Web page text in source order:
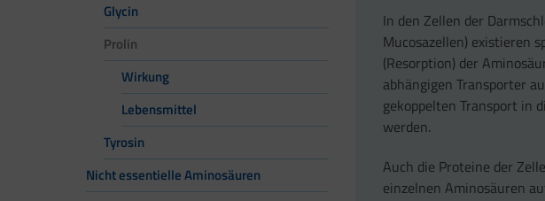
Glycin
Prolin
Wirkung
Lebensmittel
Tyrosin
Nicht essentielle Aminosäuren
In den Zellen der
Mucosazellen) existieren
(Resorption) der
abhängigen Transporter
gekoppelten Transport in
werden.
Auch die Proteine der
einzelnen Aminosäuren